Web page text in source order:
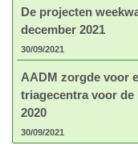
De projecten
december 2021
30/09/2021
AADM zorgde voor
triagecentra voor de
2020
30/09/2021